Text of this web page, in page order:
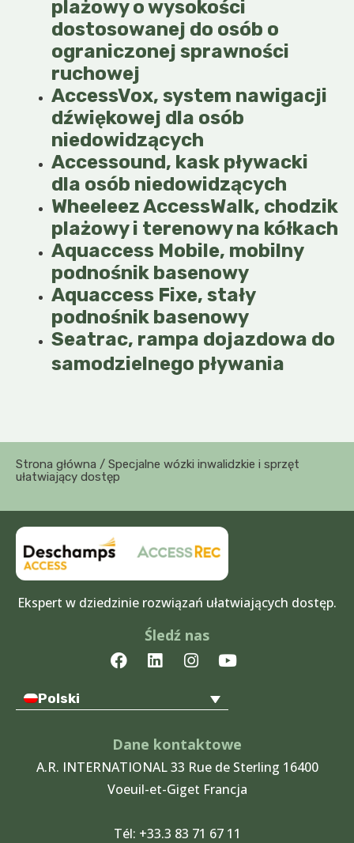
plażowy o wysokości
dostosowanej do osób o
ograniczonej sprawności
ruchowej
AccessVox, system nawigacji
dźwiękowej dla osób
niedowidzących
Accessound, kask pływacki
dla osób niedowidzących
Wheeleez AccessWalk, chodzik
plażowy i terenowy na kółkach
Aquaccess Mobile, mobilny
podnośnik basenowy
Aquaccess Fixe, stały
podnośnik basenowy
Seatrac, rampa dojazdowa do
samodzielnego pływania
Strona główna / Specjalne wózki inwalidzkie i sprzęt
ułatwiający dostęp
Ekspert w dziedzinie rozwiązań ułatwiających dostęp.
Śledź nas
F
a
e
o
o
k
L
k
d
i
n
I
t
g
r
a
m
Y
t
b
e
Polski
Dane kontaktowe
A.R. INTERNATIONAL 33 Rue de Sterling 16400
Voeuil-et-Giget Francja
Tél: +33.3 83 71 67 11